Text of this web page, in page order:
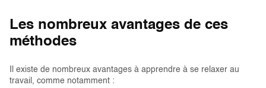
Les nombreux avantages de ces
méthodes
Il existe de nombreux avantages à apprendre à se relaxer au
travail, comme notamment :